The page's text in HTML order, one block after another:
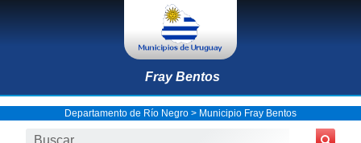
Fray Bentos
Departamento de Río Negro > Municipio Fray Bentos